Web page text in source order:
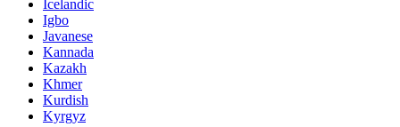
Icelandic
Igbo
Javanese
Kannada
Kazakh
Khmer
Kurdish
Kyrgyz